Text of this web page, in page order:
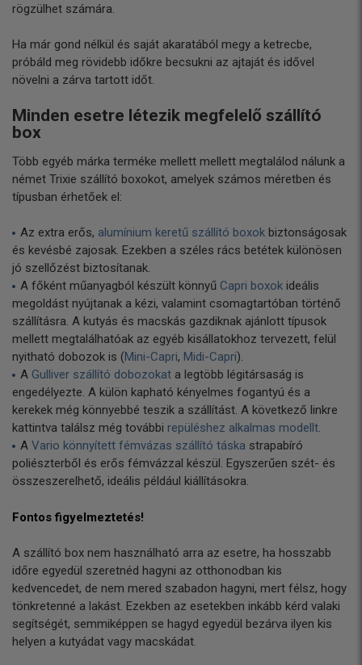
rögzülhet számára.
Ha már gond nélkül és saját akaratából megy a ketrecbe,
próbáld meg rövidebb időkre becsukni az ajtaját és idővel
növelni a zárva tartott időt.
Minden esetre létezik megfelelő szállító
box
Több egyéb márka terméke mellett mellett megtalálod nálunk a
német Trixie szállító boxokot, amelyek számos méretben és
típusban érhetőek el:
Az extra erős, alumínium keretű szállító boxok biztonságosak
és kevésbé zajosak. Ezekben a széles rács betétek különösen
jó szellőzést biztosítanak.
A főként műanyagból készült könnyű Capri boxok ideális
megoldást nyújtanak a kézi, valamint csomagtartóban történő
szállításra. A kutyás és macskás gazdiknak ajánlott típusok
mellett megtalálhatóak az egyéb kisállatokhoz tervezett, felül
nyitható dobozok is (Mini-Capri, Midi-Capri).
A Gulliver szállító dobozokat a legtöbb légitársaság is
engedélyezte. A külön kapható kényelmes fogantyú és a
kerekek még könnyebbé teszik a szállítást. A következő linkre
kattintva találsz még további repüléshez alkalmas modellt.
A Vario könnyített fémvázas szállító táska strapabíró
poliészterből és erős fémvázzal készül. Egyszerűen szét- és
összeszerelhető, ideális például kiállításokra.
Fontos figyelmeztetés!
A szállító box nem használható arra az esetre, ha hosszabb
időre egyedül szeretnéd hagyni az otthonodban kis
kedvencedet, de nem mered szabadon hagyni, mert félsz, hogy
tönkretenné a lakást. Ezekben az esetekben inkább kérd valaki
segítségét, semmiképpen se hagyd egyedül bezárva ilyen kis
helyen a kutyádat vagy macskádat.